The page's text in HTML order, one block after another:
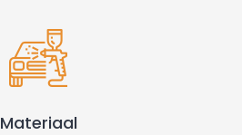
Materiaal